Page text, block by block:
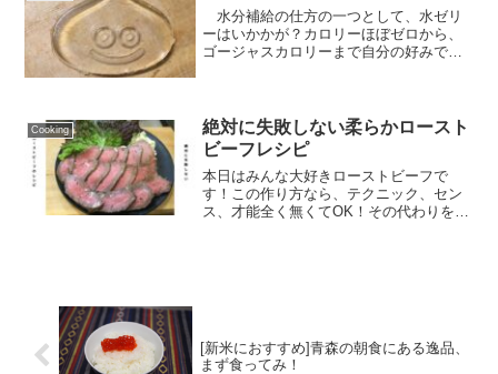
水分補給の仕方の一つとして、水ゼリ
ーはいかかが？カロリーほぼゼロから、
ゴージャスカロリーまで自分の好みで変
Cooking
絶対に失敗しない柔らかロースト
ビーフレシピ
本日はみんな大好きローストビーフで
す！この作り方なら、テクニック、セン
ス、才能全く無くてOK！その代わりを、
[新米におすすめ]青森の朝食にある逸品、
まず食ってみ！